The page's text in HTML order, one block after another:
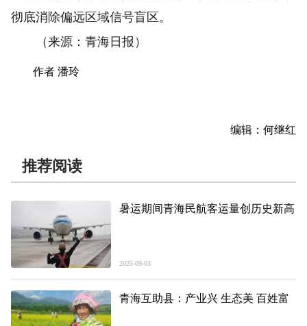
彻底消除偏远区域信号盲区。
（来源：青海日报）
作者 潘玲
编辑：何继红
推荐阅读
暑运期间青海民航客运量创历史新高
2025-09-03
青海互助县：产业兴 生态美 百姓富